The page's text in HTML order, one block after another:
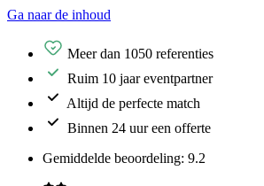
Ga naar de inhoud
Meer dan 1050 referenties
Ruim 10 jaar eventpartner
Altijd de perfecte match
Binnen 24 uur een offerte
Gemiddelde beoordeling: 9.2